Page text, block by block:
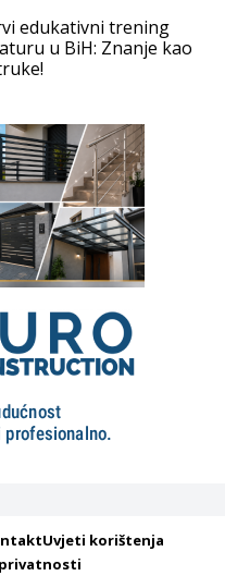
edukativni trening
u BiH: Znanje kao
Uvjeti korištenja